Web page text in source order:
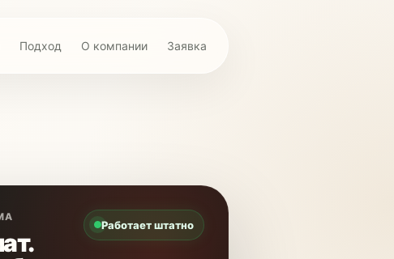
Подход О компании Заявка
Работает штатно